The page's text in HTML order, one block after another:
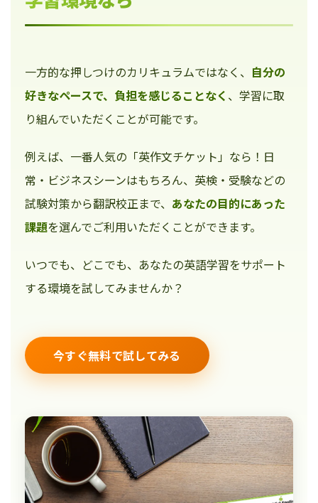
一方的な押しつけのカリキュラムではなく、 自分の
好きなペースで、負担を感じることなく 、学習に取
り組んでいただくことが可能です。
例えば、一番人気の「英作文チケット」なら！日
常・ビジネスシーンはもちろん、英検・受験などの
試験対策から翻訳校正まで、 あなたの目的にあった
課題を選んでご利用いただくことができます。
いつでも、どこでも、あなたの英語学習をサポート
する環境を試してみませんか？
今すぐ無料で試してみる